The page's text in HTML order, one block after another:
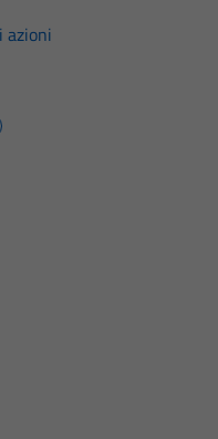
azioni